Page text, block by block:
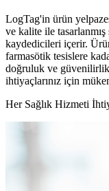
LogTag'in ürün
ve kalite ile
kaydedicileri içerir.
farmasötik tesislere
doğruluk ve güvenilirlik
ihtiyaçlarınız için
Her Sağlık Hizmeti